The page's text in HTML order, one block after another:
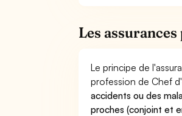
Les
Le principe de
profession de Chef
accidents ou des
proches (conjoint et